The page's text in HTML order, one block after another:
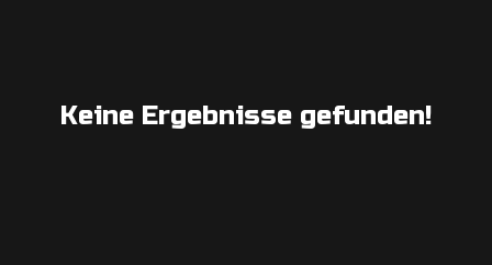
Keine Ergebnisse gefunden!